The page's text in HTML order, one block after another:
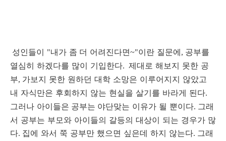
성인들이 "내가 좀 더 어려진다면~"이란 질문에, 공부를
열심히 하겠다를 많이 기입한다. 제대로 해보지 못한 공
부, 가보지 못한 원하던 대학 소망은 이루어지지 않았고
내 자식만은 후회하지 않는 현실을 살기를 바라게 된다.
그러나 아이들은 공부는 야단맞는 이유가 될 뿐이다. 그래
서 공부는 부모와 아이들의 갈등의 대상이 되는 경우가 많
다. 집에 와서 쭉 공부만 했으면 싶은데 하지 않는다. 그래